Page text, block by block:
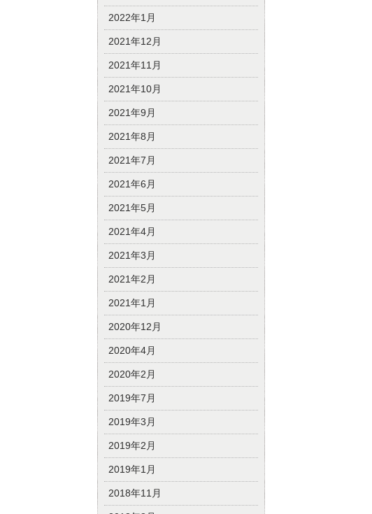
2022年1月
2021年12月
2021年11月
2021年10月
2021年9月
2021年8月
2021年7月
2021年6月
2021年5月
2021年4月
2021年3月
2021年2月
2021年1月
2020年12月
2020年4月
2020年2月
2019年7月
2019年3月
2019年2月
2019年1月
2018年11月